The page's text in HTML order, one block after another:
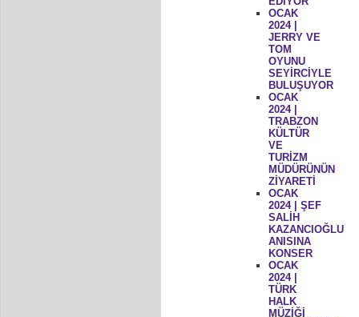
OCAK
2024 |
JERRY VE
TOM
OYUNU
SEYİRCİYLE
BULUŞUYOR
OCAK
2024 |
TRABZON
KÜLTÜR
VE
TURİZM
MÜDÜRÜNÜN
ZİYARETİ
OCAK
2024 | ŞEF
SALİH
KAZANCIOĞLU
ANISINA
KONSER
OCAK
2024 |
TÜRK
HALK
MÜZİĞİ